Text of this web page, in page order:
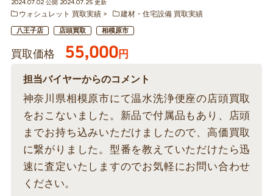
2024.07.02 公開 2024.07.25 更新
ウォシュレット 買取実績
建材・住宅設備 買取実績
八王子店 店頭買取 相模原市
買取価格 55,000円
担当バイヤーからのコメント
神奈川県相模原市にて温水洗浄便座の店頭買取
をおこないました。新品で付属品もあり、店頭
までお持ち込みいただけましたので、高価買取
に繋がりました。型番を教えていただけたら迅
速に査定いたしますのでお気軽にお問い合わせ
ください。